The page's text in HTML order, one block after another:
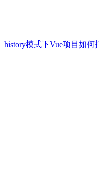
history模式下Vue项目如何